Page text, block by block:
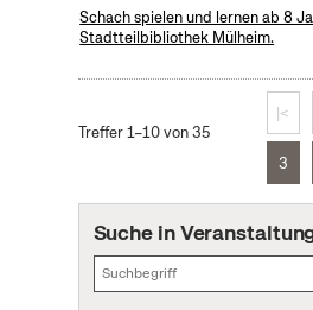
Schach spielen und lernen ab 8
Stadtteilbibliothek Mülheim.
Treffer 1–10 von 35
|<
3
Suche in